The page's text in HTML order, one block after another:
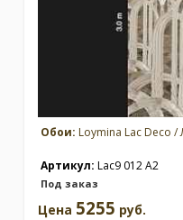
Обои: Loymina Lac Deco /
Артикул: Lac9 012 A2
Под заказ
Цена 5255 руб.